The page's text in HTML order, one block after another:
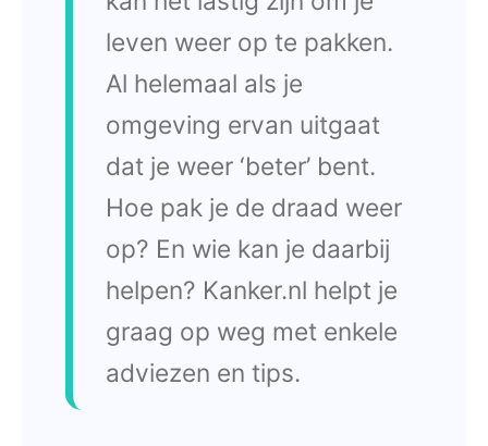
leven weer op te pakken.
Al helemaal als je
omgeving ervan uitgaat
dat je weer ‘beter’ bent.
Hoe pak je de draad weer
op? En wie kan je daarbij
helpen? Kanker.nl helpt je
graag op weg met enkele
adviezen en tips.